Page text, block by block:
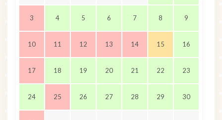
3 4 5 6 7 8 9
10 11 12 13 14 15 16
17 18 19 20 21 22 23
24 25 26 27 28 29 30